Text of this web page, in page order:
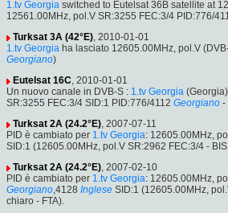
1.tv Georgia switched to Eutelsat 36B satellite at
12561.00MHz, pol.V SR:3255 FEC:3/4 PID:776/
Turksat 3A (42°E), 2010-01-01
1.tv Georgia ha lasciato 12605.00MHz, pol.V
Georgiano)
Eutelsat 16C, 2010-01-01
Un nuovo canale in DVB-S : 1.tv Georgia
SR:3255 FEC:3/4 SID:1 PID:776/4112 Georgiano -
Turksat 2A (24.2°E), 2007-07-11
PID è cambiato per 1.tv Georgia: 12605.00MHz,
SID:1 (12605.00MHz, pol.V SR:2962 FEC:3/4 -
Turksat 2A (24.2°E), 2007-02-10
PID è cambiato per 1.tv Georgia: 12605.00MHz,
Georgiano,4128 Inglese SID:1 (12605.00MHz,
chiaro - FTA).